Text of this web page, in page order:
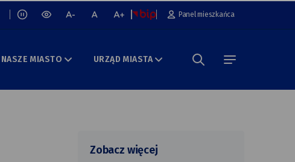
Włącz lub wyłącz animacje na stronie
wersja
kontrastowa
mniejsza
czcionka
normalna
czcionka
większa
czcionka
Panel mieszkańca
NASZE MIASTO
URZĄD MIASTA
Zobacz więcej